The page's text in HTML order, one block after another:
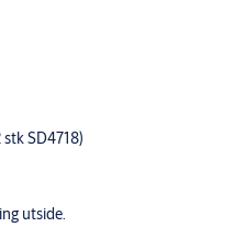
SD4718)
utside.